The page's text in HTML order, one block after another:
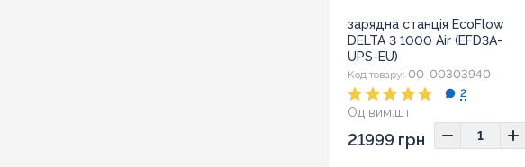
зарядна станція EcoFlow
DELTA 3 1000 Air (EFD3A-
UPS-EU)
Код товару: 00-00303940
Од вим:шт
220x223x263
2
21999 грн